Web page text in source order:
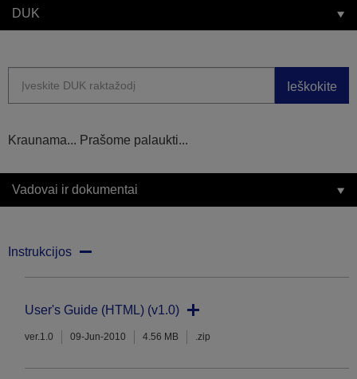
DUK
Ieškokite
Kraunama... Prašome palaukti...
Vadovai ir dokumentai
Instrukcijos
User's Guide (HTML) (v1.0)
ver.1.0 09-Jun-2010 4.56 MB .zip